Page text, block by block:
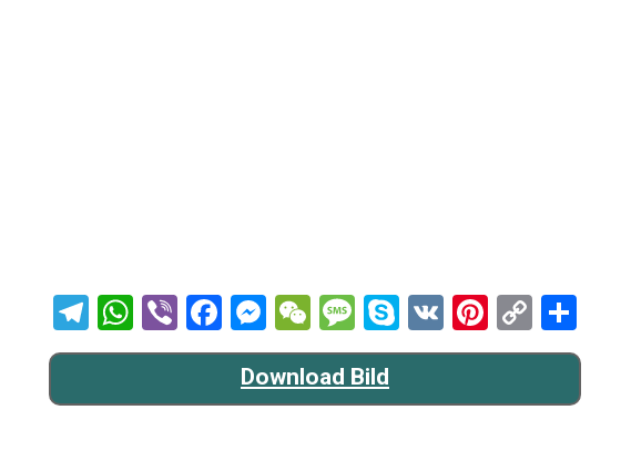
Telegram
WhatsApp
ViberFacebook
Messenger
WeChat
Message
Skype
VK Pinterest
Copy
Link
Download Bild